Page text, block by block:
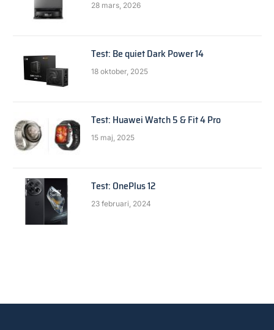
28 mars, 2026
Test: Be quiet Dark Power 14
18 oktober, 2025
Test: Huawei Watch 5 & Fit 4 Pro
15 maj, 2025
Test: OnePlus 12
23 februari, 2024